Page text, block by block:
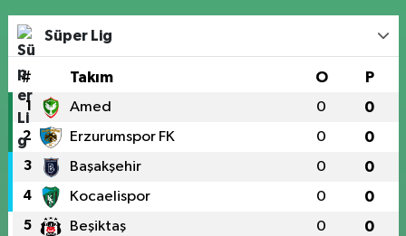
Süper Lig
# Takım O P
1 Amed 0 0
2 Erzurumspor FK 0 0
3 Başakşehir 0 0
4 Kocaelispor 0 0
5 Beşiktaş 0 0